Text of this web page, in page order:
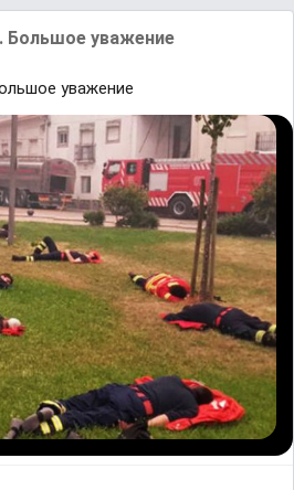
Большое уважение
уважение